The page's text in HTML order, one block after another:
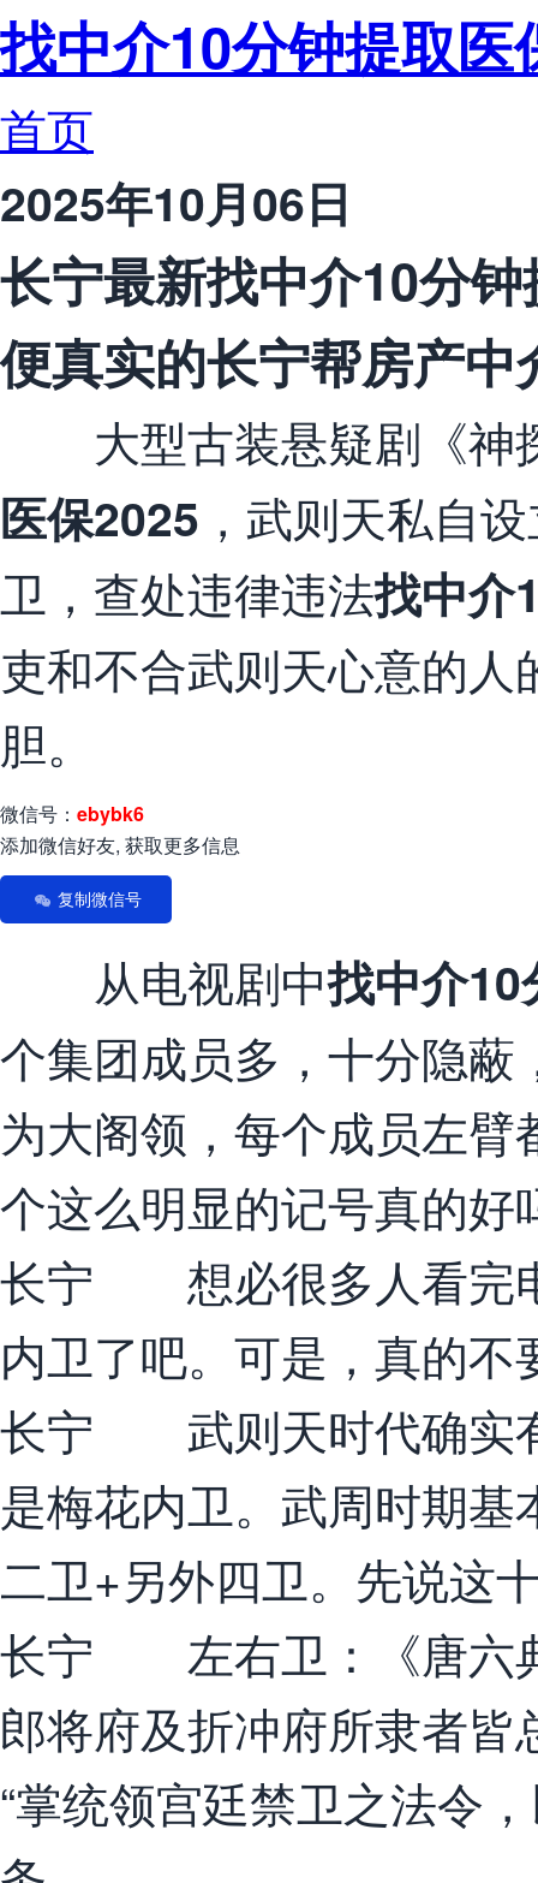
找中介10分钟提取医
首页
2025年10月06日
长宁最新找中介10分
便真实的长宁帮房产
大型古装悬疑剧《神
医保2025 ，武则天私自
卫，查处违律违法找中介
吏和不合武则天心意的
胆。
微信号： ebybk6
添加微信好友, 获取更多信息
复制微信号
从电视剧中找中介
个集团成员多，十分隐
为大阁领，每个成员左
个这么明显的记号真的好
长宁 想必很多人看完
内卫了吧。可是，真的
长宁 武则天时代确实
是梅花内卫。武周时期
二卫+另外四卫。先说这
长宁 左右卫：《唐六典
郎将府及折冲府所隶者皆
“掌统领宫廷禁卫之法令